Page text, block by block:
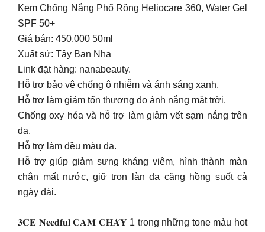
Kem Chống Nắng Phổ Rộng Heliocare 360, Water Gel
SPF 50+
Giá bán: 450.000 50ml
Xuất sứ: Tây Ban Nha
Link đặt hàng: nanabeauty.
Hỗ trợ bảo vệ chống ô nhiễm và ánh sáng xanh.
Hỗ trợ làm giảm tổn thương do ánh nắng mặt trời.
Chống oxy hóa và hỗ trợ làm giảm vết sạm nắng trên
da.
Hỗ trợ làm đều màu da.
Hỗ trợ giúp giảm sưng kháng viêm, hình thành màn
chắn mất nước, giữ trọn làn da căng hồng suốt cả
ngày dài.
𝟑𝐂𝐄 𝐍𝐞𝐞𝐝𝐟𝐮𝐥 𝐂𝐀𝐌 𝐂𝐇𝐀́𝐘 1 trong những tone màu hot